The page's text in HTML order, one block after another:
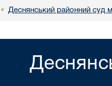
• Деснянський районний суд